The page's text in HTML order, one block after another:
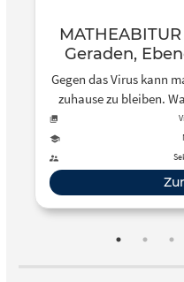
Geraden,
Gegen das Virus kann
zuhause zu bleiben.
uns gegenseitig so gut